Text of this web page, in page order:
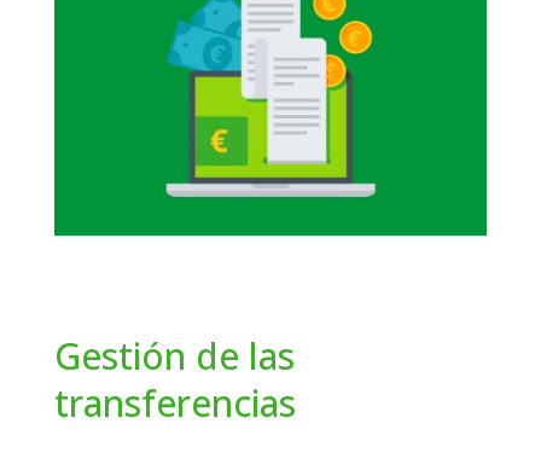
Gestión de las
transferencias